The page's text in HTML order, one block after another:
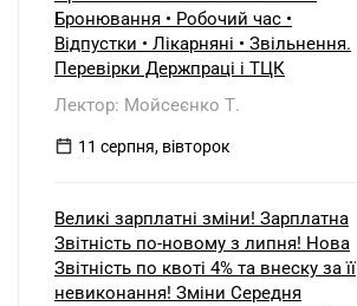
Бронювання • Робочий час •
Відпустки • Лікарняні • Звільнення.
Перевірки Держпраці і ТЦК
Лектор: Мойсеєнко Т.
11 серпня, вівторок
Великі зарплатні зміни! Зарплатна
Звітність по-новому з липня! Нова
Звітність по квоті 4% та внеску за її
невиконання! Зміни Середня